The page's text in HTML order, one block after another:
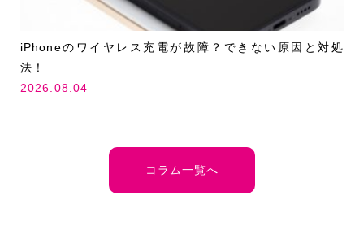
iPhoneのワイヤレス充電が故障？できない原因と対処
法！
2026.08.04
コラム一覧へ